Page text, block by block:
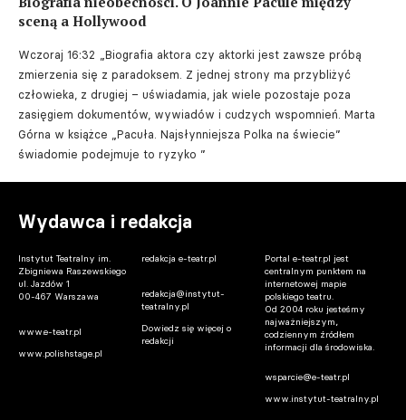
sceną a Hollywood
Wczoraj 16:32
„Biografia aktora czy aktorki jest zawsze próbą
zmierzenia się z paradoksem. Z jednej strony ma przybliżyć
człowieka, z drugiej – uświadamia, jak wiele pozostaje poza
zasięgiem dokumentów, wywiadów i cudzych wspomnień. Marta
Górna w książce „Pacuła. Najsłynniejsza Polka na świecie”
świadomie podejmuje to ryzyko ”
Wydawca i redakcja
Instytut Teatralny im.
Zbigniewa Raszewskiego
ul. Jazdów 1
00-467 Warszawa
www.e-teatr.pl
www.polishstage.pl
redakcja e-teatr.pl
redakcja@instytut-
teatralny.pl
Dowiedz się więcej o
redakcji
Portal e-teatr.pl jest
centralnym punktem na
internetowej mapie
polskiego teatru.
Od 2004 roku jesteśmy
najważniejszym,
codziennym źródłem
informacji dla środowiska.
wsparcie@e-teatr.pl
www.instytut-teatralny.pl